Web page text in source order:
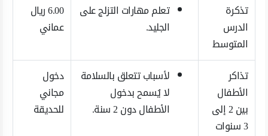
تذكرة
الدرس
المتوسط
تعلم مهارات التزلج على
الجليد.
6.00 ريال
عماني
تذاكر
الأطفال
بين 2 إلى
3 سنوات
لأسباب تتعلق بالسلامة
لا يُسمح بدخول
الأطفال دون 2 سنة.
دخول
مجاني
للحديقة